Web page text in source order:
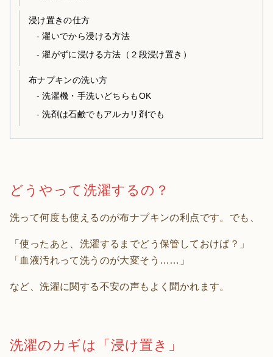
浸け置きの仕方
濯いでから浸ける方法
濯がずに浸ける方法（２段浸け置き）
布ナプキンの洗い方
洗濯機・手洗いどちらもOK
洗剤は石鹸でもアルカリ剤でも
どうやって洗濯するの？
洗って何度も使えるのが布ナプキンの利点です。でも、
「使ったあと、洗濯するまでどう保管しておけば？」
「血液汚れって洗うのが大変そう……」
など、洗濯に関する不安の声もよく聞かれます。
洗濯のカギは「浸け置き」